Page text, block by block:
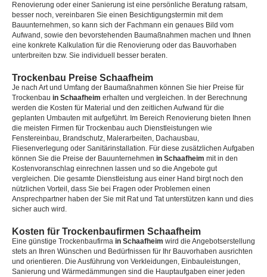
Renovierung oder einer Sanierung ist eine persönliche Beratung ratsam,
besser noch, vereinbaren Sie einen Besichtigungstermin mit dem
Bauunternehmen, so kann sich der Fachmann ein genaues Bild vom
Aufwand, sowie den bevorstehenden Baumaßnahmen machen und Ihnen
eine konkrete Kalkulation für die Renovierung oder das Bauvorhaben
unterbreiten bzw. Sie individuell besser beraten.
Trockenbau Preise Schaafheim
Je nach Art und Umfang der Baumaßnahmen können Sie hier Preise für
Trockenbau in Schaafheim erhalten und vergleichen. In der Berechnung
werden die Kosten für Material und den zeitlichen Aufwand für die
geplanten Umbauten mit aufgeführt. Im Bereich Renovierung bieten Ihnen
die meisten Firmen für Trockenbau auch Dienstleistungen wie
Fenstereinbau, Brandschutz, Malerarbeiten, Dachausbau,
Fliesenverlegung oder Sanitärinstallation. Für diese zusätzlichen Aufgaben
können Sie die Preise der Bauunternehmen in Schaafheim mit in den
Kostenvoranschlag einrechnen lassen und so die Angebote gut
vergleichen. Die gesamte Dienstleistung aus einer Hand birgt noch den
nützlichen Vorteil, dass Sie bei Fragen oder Problemen einen
Ansprechpartner haben der Sie mit Rat und Tat unterstützen kann und dies
sicher auch wird.
Kosten für Trockenbaufirmen Schaafheim
Eine günstige Trockenbaufirma in Schaafheim wird die Angebotserstellung
stets an Ihren Wünschen und Bedürfnissen für Ihr Bauvorhaben ausrichten
und orientieren. Die Ausführung von Verkleidungen, Einbauleistungen,
Sanierung und Wärmedämmungen sind die Hauptaufgaben einer jeden